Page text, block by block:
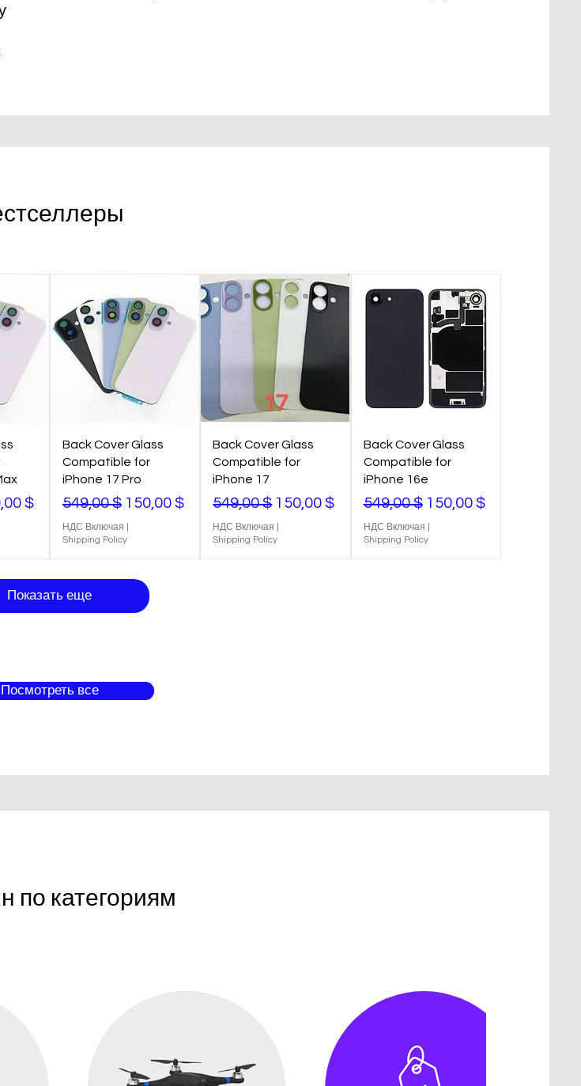
со скидкой
$
Back Cover Glass
Compatible for
iPhone 17 Pro
Обычная цена
549,00 $ Цена со скидкой
150,00 $
НДС Включая
Shipping Policy
Back Cover Glass
Compatible for
iPhone 17
Обычная цена
549,00 $ Цена со скидкой
150,00 $
НДС Включая
Shipping Policy
Back Cover Glass
Compatible for
iPhone 16e
Обычная цена
549,00 $ Цена со скидкой
150,00 $
НДС Включая
Shipping Policy
Показать еще
Посмотреть все
по категориям